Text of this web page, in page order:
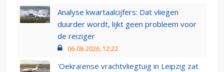
Analyse kwartaalcijfers: Dat vliegen
duurder wordt, lijkt geen probleem voor
de reiziger
06-08-2026, 12:22
'Oekraïense vrachtvliegtuig in Leipzig zat